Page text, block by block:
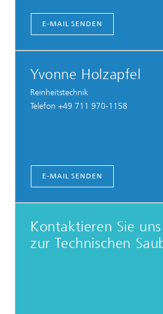
E-MAIL SENDEN
Yvonne Holzapfel
Reinheitstechnik
Telefon +49 711 970-1158
E-MAIL SENDEN
Kontaktieren Sie
zur Technischen